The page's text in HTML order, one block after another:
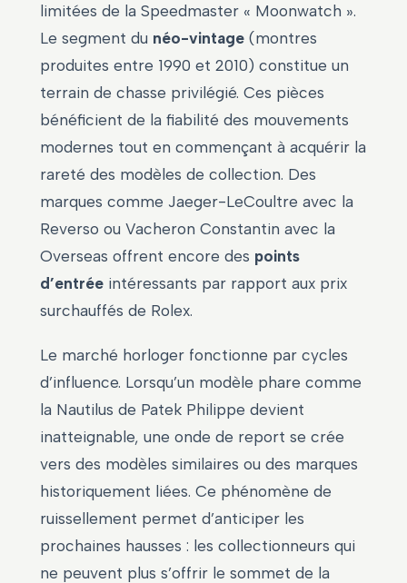
limitées de la Speedmaster « Moonwatch ».
Le segment du néo-vintage (montres
produites entre 1990 et 2010) constitue un
terrain de chasse privilégié. Ces pièces
bénéficient de la fiabilité des mouvements
modernes tout en commençant à acquérir la
rareté des modèles de collection. Des
marques comme Jaeger-LeCoultre avec la
Reverso ou Vacheron Constantin avec la
Overseas offrent encore des points
d’entrée intéressants par rapport aux prix
surchauffés de Rolex.
Le marché horloger fonctionne par cycles
d’influence. Lorsqu’un modèle phare comme
la Nautilus de Patek Philippe devient
inatteignable, une onde de report se crée
vers des modèles similaires ou des marques
historiquement liées. Ce phénomène de
ruissellement permet d’anticiper les
prochaines hausses : les collectionneurs qui
ne peuvent plus s’offrir le sommet de la